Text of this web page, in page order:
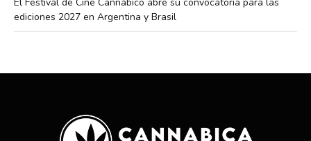
ediciones 2027 en Argentina y Brasil